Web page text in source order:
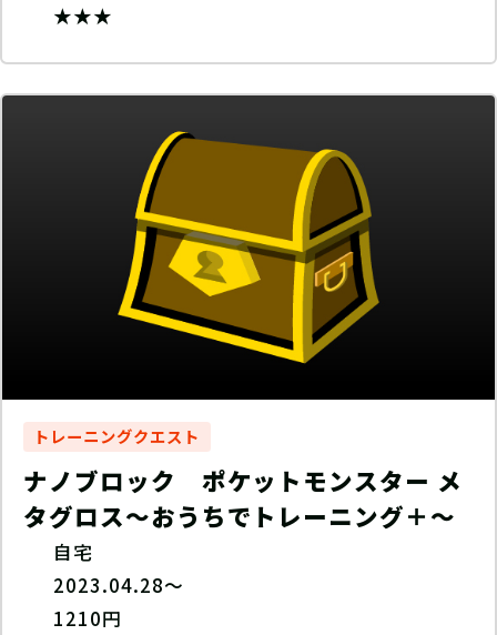
★★★
トレーニングクエスト
ナノブロック ポケットモンスター メ
タグロス〜おうちでトレーニング＋〜
自宅
2023.04.28～
1210円